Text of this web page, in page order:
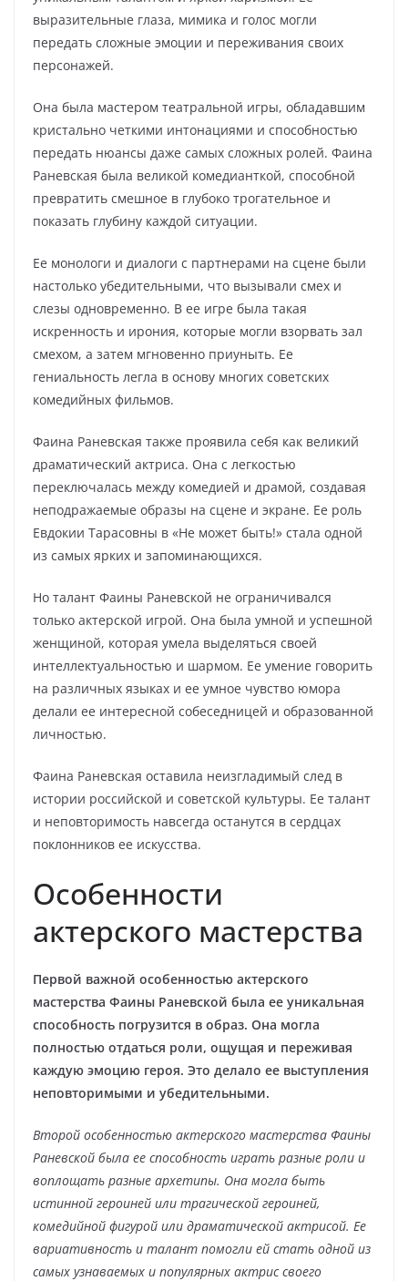
выразительные глаза, мимика и голос могли
передать сложные эмоции и переживания своих
персонажей.
Она была мастером театральной игры, обладавшим
кристально четкими интонациями и способностью
передать нюансы даже самых сложных ролей. Фаина
Раневская была великой комедианткой, способной
превратить смешное в глубоко трогательное и
показать глубину каждой ситуации.
Ее монологи и диалоги с партнерами на сцене были
настолько убедительными, что вызывали смех и
слезы одновременно. В ее игре была такая
искренность и ирония, которые могли взорвать зал
смехом, а затем мгновенно приуныть. Ее
гениальность легла в основу многих советских
комедийных фильмов.
Фаина Раневская также проявила себя как великий
драматический актриса. Она с легкостью
переключалась между комедией и драмой, создавая
неподражаемые образы на сцене и экране. Ее роль
Евдокии Тарасовны в «Не может быть!» стала одной
из самых ярких и запоминающихся.
Но талант Фаины Раневской не ограничивался
только актерской игрой. Она была умной и успешной
женщиной, которая умела выделяться своей
интеллектуальностью и шармом. Ее умение говорить
на различных языках и ее умное чувство юмора
делали ее интересной собеседницей и образованной
личностью.
Фаина Раневская оставила неизгладимый след в
истории российской и советской культуры. Ее талант
и неповторимость навсегда останутся в сердцах
поклонников ее искусства.
Особенности
актерского мастерства
Первой важной особенностью актерского
мастерства Фаины Раневской была ее уникальная
способность погрузится в образ. Она могла
полностью отдаться роли, ощущая и переживая
каждую эмоцию героя. Это делало ее выступления
неповторимыми и убедительными.
Второй особенностью актерского мастерства Фаины
Раневской была ее способность играть разные роли и
воплощать разные архетипы. Она могла быть
истинной героиней или трагической героиней,
комедийной фигурой или драматической актрисой. Ее
вариативность и талант помогли ей стать одной из
самых узнаваемых и популярных актрис своего